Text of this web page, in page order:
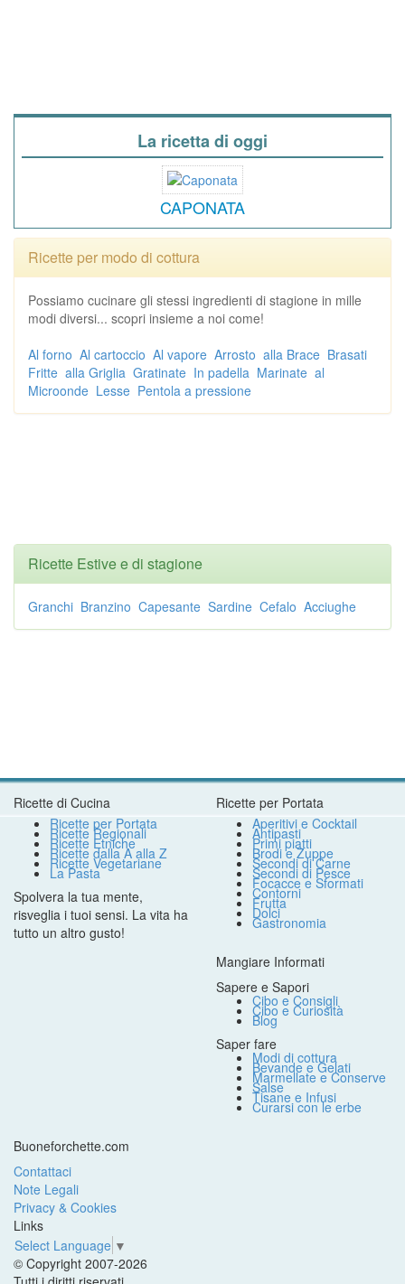
La ricetta di oggi
CAPONATA
Ricette per modo di cottura
Possiamo cucinare gli stessi ingredienti di stagione in mille
modi diversi... scopri insieme a noi come!
Al forno Al cartoccio Al vapore Arrosto alla Brace Brasati
Fritte alla Griglia Gratinate In padella Marinate al
Microonde Lesse Pentola a pressione
Ricette Estive e di stagione
Granchi Branzino Capesante Sardine Cefalo Acciughe
Ricette di Cucina
Ricette per Portata
Ricette Regionali
Ricette Etniche
Ricette dalla A alla Z
Ricette Vegetariane
La Pasta
Spolvera la tua mente,
risveglia i tuoi sensi. La vita ha
tutto un altro gusto!
Ricette per Portata
Aperitivi e Cocktail
Antipasti
Primi piatti
Brodi e Zuppe
Secondi di Carne
Secondi di Pesce
Focacce e Sformati
Contorni
Frutta
Dolci
Gastronomia
Mangiare Informati
Sapere e Sapori
Cibo e Consigli
Cibo e Curiosità
Blog
Saper fare
Modi di cottura
Bevande e Gelati
Marmellate e Conserve
Salse
Tisane e Infusi
Curarsi con le erbe
Buoneforchette.com
Contattaci
Note Legali
Privacy & Cookies
Links
Select Language ▼
© Copyright 2007-2026